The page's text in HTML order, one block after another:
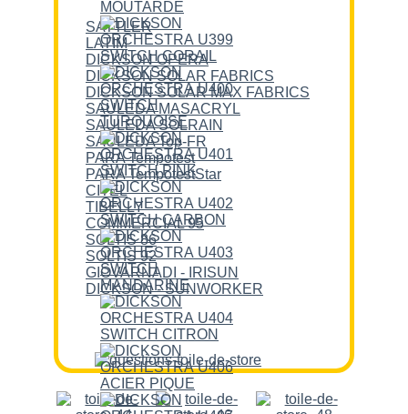
SATTLER
LATIM
DICKSON OPERA
DICKSON SOLAR FABRICS
DICKSON SOLAR MAX FABRICS
SAULEDA MASACRYL
SAULEDA SOLRAIN
SAULEDA Top-FR
PARA Tempotest
PARA TempotestStar
CITEL
TIBELLY
COMMERCIAL 95
SOLTIS 86
SOLTIS 92
GIOVARNADI - IRISUN
DICKSON - SUNWORKER